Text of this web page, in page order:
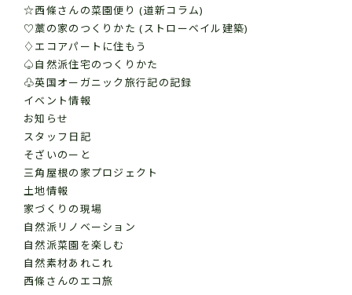
☆西條さんの菜園便り (道新コラム)
♡藁の家のつくりかた (ストローベイル建築)
♢エコアパートに住もう
♤自然派住宅のつくりかた
♧英国オーガニック旅行記の記録
イベント情報
お知らせ
スタッフ日記
そざいのーと
三角屋根の家プロジェクト
土地情報
家づくりの現場
自然派リノベーション
自然派菜園を楽しむ
自然素材あれこれ
西條さんのエコ旅